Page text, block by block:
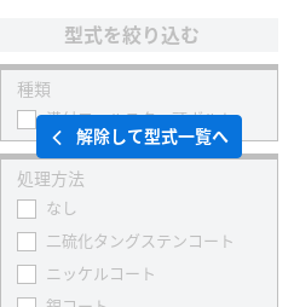
型式を絞り込む
種類
溝付フィルスター頭ボルト
処理方法
なし
二硫化タングステンコート
ニッケルコート
解除して型式一覧へ